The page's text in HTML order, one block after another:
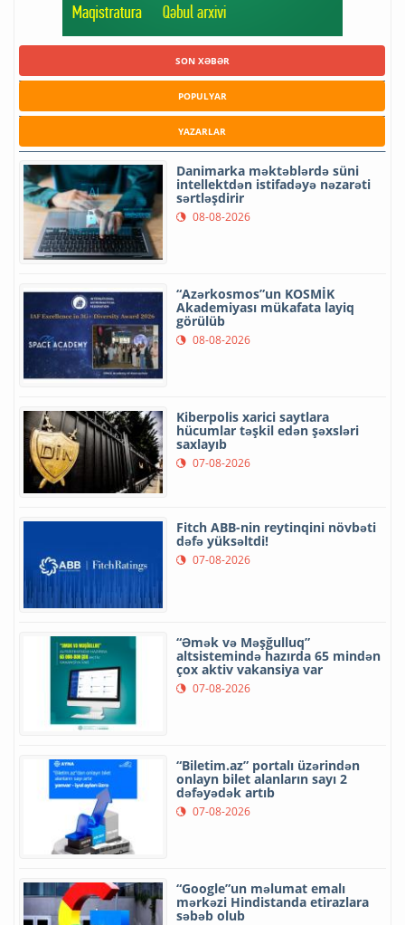
SON XƏBƏR
POPULYAR
YAZARLAR
Danimarka məktəblərdə süni
intellektdən istifadəyə nəzarəti
sərtləşdirir
08-08-2026
“Azərkosmos”un KOSMİK
Akademiyası mükafata layiq
görülüb
08-08-2026
Kiberpolis xarici saytlara
hücumlar təşkil edən şəxsləri
saxlayıb
07-08-2026
Fitch ABB-nin reytinqini növbəti
dəfə yüksəltdi!
07-08-2026
“Əmək və Məşğulluq”
altsistemində hazırda 65 mindən
çox aktiv vakansiya var
07-08-2026
“Biletim.az” portalı üzərindən
onlayn bilet alanların sayı 2
dəfəyədək artıb
07-08-2026
“Google”un məlumat emalı
mərkəzi Hindistanda etirazlara
səbəb olub